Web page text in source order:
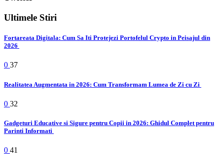
Ultimele Stiri
Fortareata Digitala: Cum Sa Iti Protejezi Portofelul Crypto in Peisajul din
2026
0 37
Realitatea Augmentata in 2026: Cum Transformam Lumea de Zi cu Zi
0 32
Gadgeturi Educative si Sigure pentru Copii in 2026: Ghidul Complet pentru
Parinti Informati
0 41